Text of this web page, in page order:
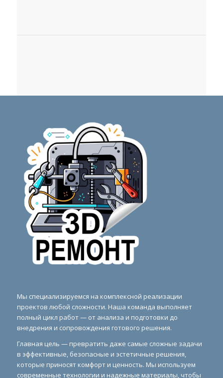
Мы специализируемся на комплексной реализации
проектов любой сложности. Наша команда выполняет
полный цикл работ — от анализа и подготовки до
внедрения и сопровождения готового решения.
Главная цель — превратить даже самые сложные задачи
в эффективные, безопасные и эстетичные решения,
которые приносят комфорт и ценность. Мы используем
современные технологии и надежные материалы, чтобы